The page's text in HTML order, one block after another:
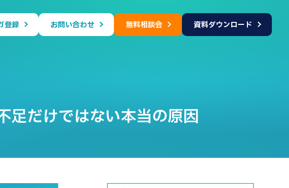
登録 お問い合わせ 無料相談会 資料ダウンロード
足だけではない本当の原因